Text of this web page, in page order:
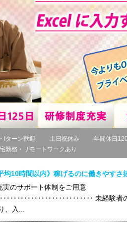
Iターン歓迎 土日祝休み 年間休日
勤務・リモートワークあり
均10時間以内》稼げるのに働きやすさ
のサポート体制をご用意
未経験者の意欲を
、入...